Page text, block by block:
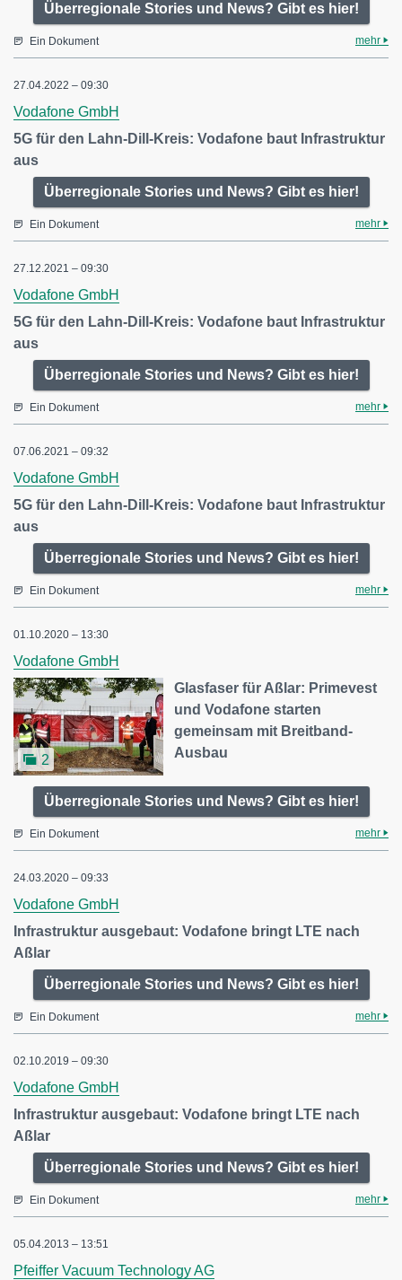
Überregionale Stories und News? Gibt es hier!
Ein Dokument mehr
27.04.2022 – 09:30
Vodafone GmbH
5G für den Lahn-Dill-Kreis: Vodafone baut Infrastruktur
aus
Überregionale Stories und News? Gibt es hier!
Ein Dokument mehr
27.12.2021 – 09:30
Vodafone GmbH
5G für den Lahn-Dill-Kreis: Vodafone baut Infrastruktur
aus
Überregionale Stories und News? Gibt es hier!
Ein Dokument mehr
07.06.2021 – 09:32
Vodafone GmbH
5G für den Lahn-Dill-Kreis: Vodafone baut Infrastruktur
aus
Überregionale Stories und News? Gibt es hier!
Ein Dokument mehr
01.10.2020 – 13:30
Vodafone GmbH
2
Glasfaser für Aßlar: Primevest
und Vodafone starten
gemeinsam mit Breitband-
Ausbau
Überregionale Stories und News? Gibt es hier!
Ein Dokument mehr
24.03.2020 – 09:33
Vodafone GmbH
Infrastruktur ausgebaut: Vodafone bringt LTE nach
Aßlar
Überregionale Stories und News? Gibt es hier!
Ein Dokument mehr
02.10.2019 – 09:30
Vodafone GmbH
Infrastruktur ausgebaut: Vodafone bringt LTE nach
Aßlar
Überregionale Stories und News? Gibt es hier!
Ein Dokument mehr
05.04.2013 – 13:51
Pfeiffer Vacuum Technology AG